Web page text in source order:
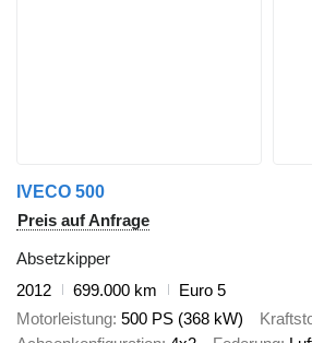
IVECO 500
Preis auf Anfrage
Absetzkipper
2012
699.000 km
Euro 5
Motorleistung 500 PS (368 kW)